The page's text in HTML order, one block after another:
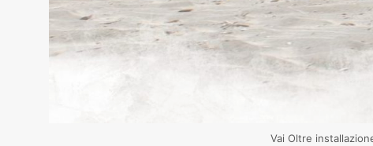
Vai Oltre